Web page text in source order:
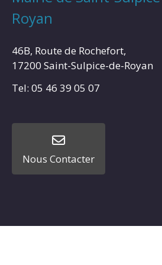
Royan
46B, Route de Rochefort,
17200 Saint-Sulpice-de-Royan
Tel: 05 46 39 05 07
Nous Contacter